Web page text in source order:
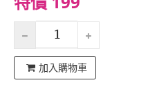
加入購物車